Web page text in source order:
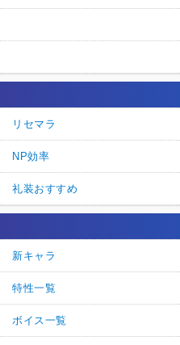
リセマラ
NP効率
礼装おすすめ
新キャラ
特性一覧
ボイス一覧